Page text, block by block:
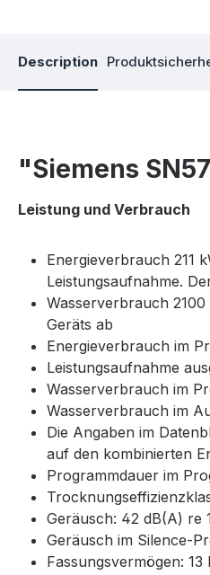
Description
"Siemens
Leistung und Verbrauch
Energieverbrauch 211
Leistungsaufnahme.
Wasserverbrauch
Geräts ab
Energieverbrauch im
Leistungsaufnahme
Wasserverbrauch im
Wasserverbrauch im
Die Angaben im
auf den kombinierten
Programmdauer im
Geräusch: 42 dB(A) re
Geräusch im Silence-
Fassungsvermögen: 13